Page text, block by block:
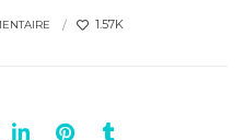
1.57K